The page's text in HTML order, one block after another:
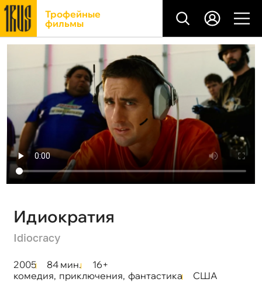
Трофейные
фильмы
Идиократия
Idiocracy
2005 84 мин.
16+
комедия, приключения, фантастика США